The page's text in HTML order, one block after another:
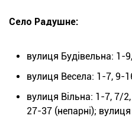
Село Радушне:
вулиця Будівельна: 1-
вулиця Весела: 1-7, 9-
вулиця Вільна: 1-7, 7/
27-37 (непарні);